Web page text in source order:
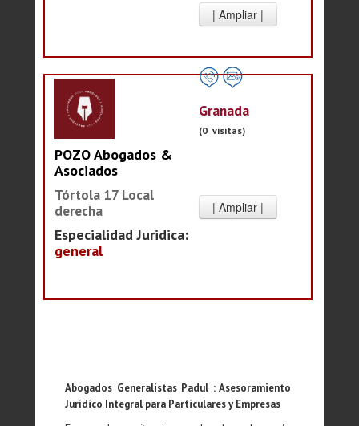
POZO Abogados &
Asociados
Tórtola 17 Local
derecha
Especialidad Juridica:
general
Granada
(0 visitas)
Abogados Generalistas Padul : Asesoramiento
Jurídico Integral para Particulares y Empresas